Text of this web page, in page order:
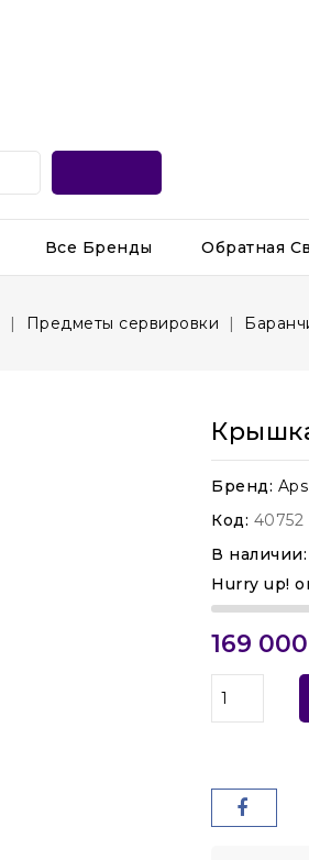
Все Бренды Обратная
Предметы сервировки
Бренд: Aps
Код: 40752
В наличии:
Hurry up!
169